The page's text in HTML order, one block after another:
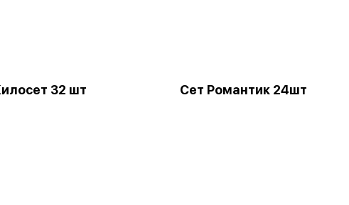
32 шт Сет Романтик 24шт